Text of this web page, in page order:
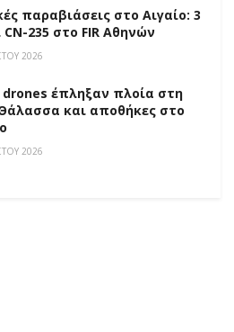
παραβιάσεις στο Αιγαίο: 3
CN-235 στο FIR Αθηνών
2026
έπληξαν πλοία στη
και αποθήκες στο
2026